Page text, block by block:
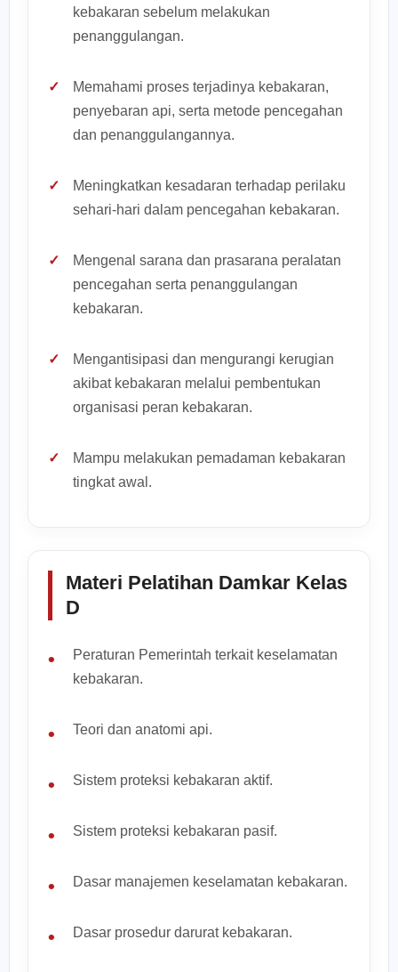
kebakaran sebelum melakukan
penanggulangan.
Memahami proses terjadinya kebakaran,
penyebaran api, serta metode pencegahan
dan penanggulangannya.
Meningkatkan kesadaran terhadap perilaku
sehari-hari dalam pencegahan kebakaran.
Mengenal sarana dan prasarana peralatan
pencegahan serta penanggulangan
kebakaran.
Mengantisipasi dan mengurangi kerugian
akibat kebakaran melalui pembentukan
organisasi peran kebakaran.
Mampu melakukan pemadaman kebakaran
tingkat awal.
Materi Pelatihan Damkar Kelas
D
Peraturan Pemerintah terkait keselamatan
kebakaran.
Teori dan anatomi api.
Sistem proteksi kebakaran aktif.
Sistem proteksi kebakaran pasif.
Dasar manajemen keselamatan kebakaran.
Dasar prosedur darurat kebakaran.